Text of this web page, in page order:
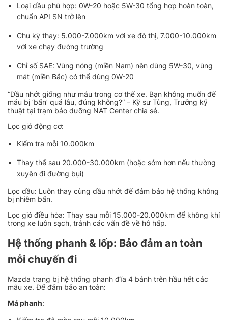
Loại dầu phù hợp: 0W-20 hoặc 5W-30 tổng hợp hoàn toàn,
chuẩn API SN trở lên
Chu kỳ thay: 5.000-7.000km với xe đô thị, 7.000-10.000km
với xe chạy đường trường
Chỉ số SAE: Vùng nóng (miền Nam) nên dùng 5W-30, vùng
mát (miền Bắc) có thể dùng 0W-20
“Dầu nhớt giống như máu trong cơ thể xe. Bạn không muốn để
máu bị ‘bẩn’ quá lâu, đúng không?” – Kỹ sư Tùng, Trưởng kỹ
thuật tại trạm bảo dưỡng NAT Center chia sẻ.
Lọc gió động cơ:
Kiểm tra mỗi 10.000km
Thay thế sau 20.000-30.000km (hoặc sớm hơn nếu thường
xuyên đi đường bụi)
Lọc dầu: Luôn thay cùng dầu nhớt để đảm bảo hệ thống không
bị nhiễm bẩn.
Lọc gió điều hòa: Thay sau mỗi 15.000-20.000km để không khí
trong xe luôn sạch, tránh các vấn đề về hô hấp.
Hệ thống phanh & lốp: Bảo đảm an toàn
mỗi chuyến đi
Mazda trang bị hệ thống phanh đĩa 4 bánh trên hầu hết các
mẫu xe. Để đảm bảo an toàn:
Má phanh: